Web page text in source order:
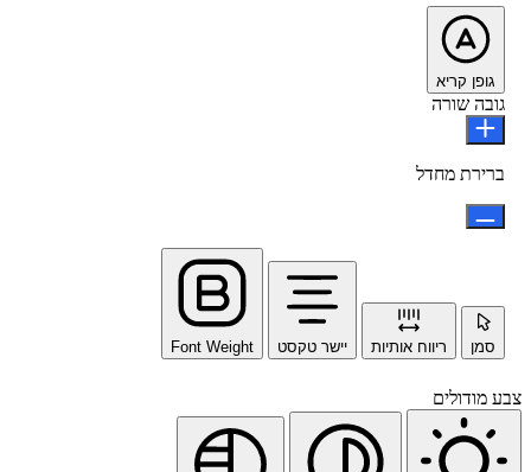
גופן קריא
גובה שורה
ברירת מחדל
סמן ריווח אותיות יישר טקסט Font Weight
צבע מודולים